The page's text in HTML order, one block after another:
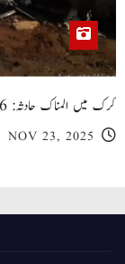
کرک میں المناک حادثہ: 6 افراد جاں بحق، متعدد زخمی
NOV 23, 2025